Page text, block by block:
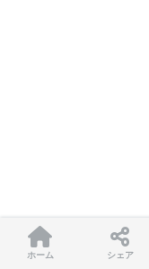
ホーム シェア